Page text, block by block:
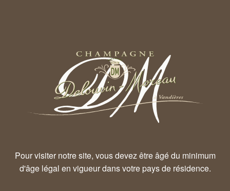
Pour visiter notre site, vous devez être âgé du minimum
d'âge légal en vigueur dans votre pays de résidence.